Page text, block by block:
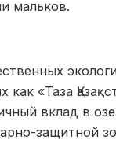
мальков.
«Таза
вклад в